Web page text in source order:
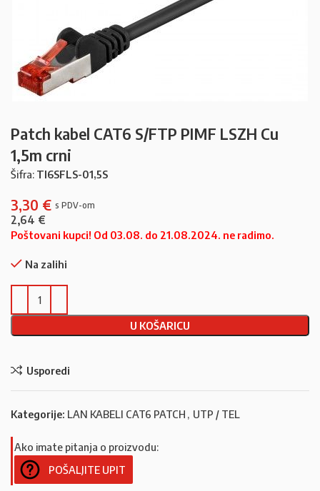
Patch kabel CAT6 S/FTP PIMF LSZH Cu
1,5m crni
Šifra: TI6SFLS-01,5S
3,30 €
2,64 €
Poštovani kupci! Od 03.08. do 21.08.2024. ne radimo.
Na zalihi
U KOŠARICU
Usporedi
Kategorije: LAN KABELI CAT6 PATCH , UTP / TEL
Ako imate pitanja o proizvodu:
POŠALJITE UPIT